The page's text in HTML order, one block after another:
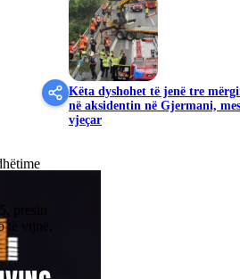
presin
vijnë.
Këta dyshohet të jenë tre
në aksidentin në Gjermani,
vjeçar